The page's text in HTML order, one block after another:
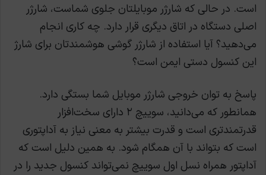
است. در حالی که شارژر موبایلتان جلوی شماست، شارژر
اصلی دستگاه در اتاق دیگری قرار دارد. چه کاری انجام
می‌دهید؟ آیا استفاده از شارژر گوشی هوشمندتان برای شارژ
این کنسول دستی ایمن است؟
پاسخ به توان خروجی شارژر موبایل شما بستگی دارد.
همانطور که می‌دانید، سوییچ ۲ دارای سخت‌افزار
قدرتمندتری است و قدرت بیشتر به معنی نیاز به آداپتوری
است که بتواند با آن همگام شود. به همین دلیل است که
آداپتور همراه نسل اول سوییچ نمی‌تواند کنسول جدید را در